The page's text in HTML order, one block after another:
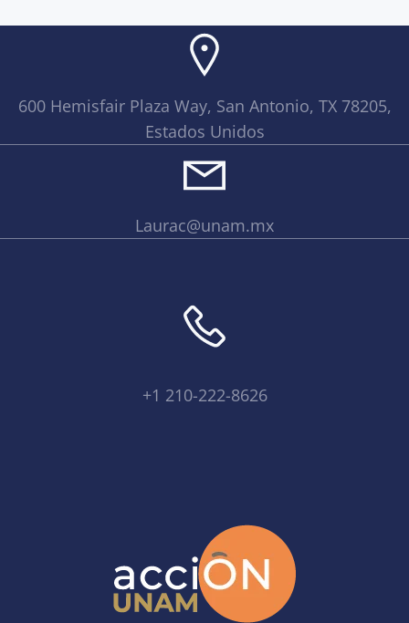
600 Hemisfair Plaza Way, San Antonio, TX 78205,
Estados Unidos
Laurac@unam.mx
+1 210-222-8626